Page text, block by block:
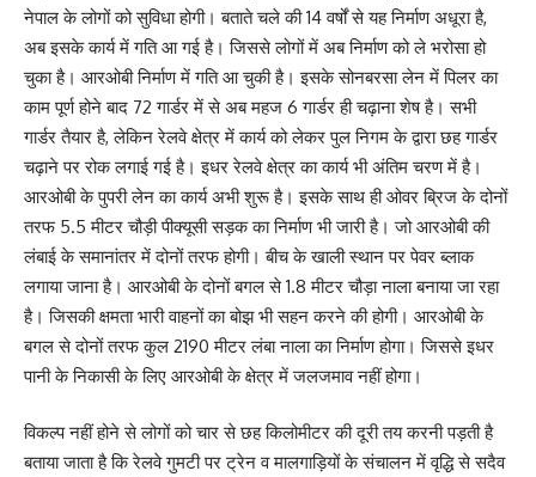
नेपाल के लोगों को सुविधा होगी। बताते चले की 14 वर्षों से यह निर्माण अधूरा है,
अब इसके कार्य में गति आ गई है। जिससे लोगों में अब निर्माण को ले भरोसा हो
चुका है। आरओबी निर्माण में गति आ चुकी है। इसके सोनबरसा लेन में पिलर का
काम पूर्ण होने बाद 72 गार्डर में से अब महज 6 गार्डर ही चढ़ाना शेष है। सभी
गार्डर तैयार है, लेकिन रेलवे क्षेत्र में कार्य को लेकर पुल निगम के द्वारा छह गार्डर
चढ़ाने पर रोक लगाई गई है। इधर रेलवे क्षेत्र का कार्य भी अंतिम चरण में है।
आरओबी के पुपरी लेन का कार्य अभी शुरू है। इसके साथ ही ओवर ब्रिज के दोनों
तरफ 5.5 मीटर चौड़ी पीक्यूसी सड़क का निर्माण भी जारी है। जो आरओबी की
लंबाई के समानांतर में दोनों तरफ होगी। बीच के खाली स्थान पर पेवर ब्लाक
लगाया जाना है। आरओबी के दोनों बगल से 1.8 मीटर चौड़ा नाला बनाया जा रहा
है। जिसकी क्षमता भारी वाहनों का बोझ भी सहन करने की होगी। आरओबी के
बगल से दोनों तरफ कुल 2190 मीटर लंबा नाला का निर्माण होगा। जिससे इधर
पानी के निकासी के लिए आरओबी के क्षेत्र में जलजमाव नहीं होगा।
विकल्प नहीं होने से लोगों को चार से छह किलोमीटर की दूरी तय करनी पड़ती है
बताया जाता है कि रेलवे गुमटी पर ट्रेन व मालगाड़ियों के संचालन में वृद्धि से सदैव